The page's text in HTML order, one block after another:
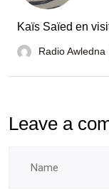
Kaïs Saïed en
Radio Awledna
Leave a